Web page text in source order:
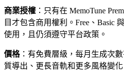
商業授權 ：只有在 MemoTune
目才包含商用權利。Free、Basic
使用，且仍須遵守平台政策。
價格：有免費層級，每月生成次
質導出、更長音軌和更多風格變化